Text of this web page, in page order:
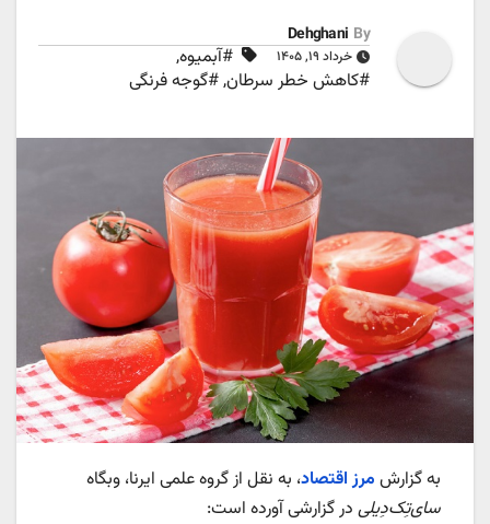
By
Dehghani
خرداد ۱۹, ۱۴۰۵ #آبمیوه,
#کاهش خطر سرطان,#گوجه فرنگی
به گزارش مرز اقتصاد، به نقل از گروه علمی ایرنا، وبگاه
سای‌تِک‌دِیلی در گزارشی آورده است: